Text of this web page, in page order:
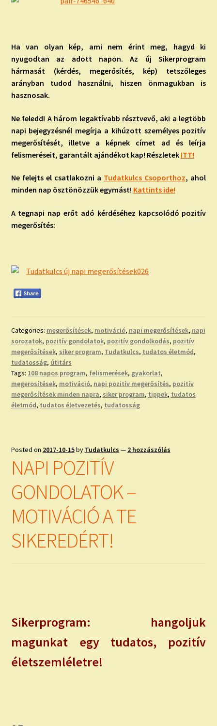
Ha van olyan kép, ami nem érint meg, hagyd ki
nyugodtan az adott napon. Az új Sikerprogram
hármasát (kérdés, megerősítés, kép) tetszőleges
arányban tudod használni, hiszen önmagukban is
hasznosak.
Ne feledd! A három legaktívabb résztvevő, aki a legtöbb
napi bejegyzésnél megírja a kihúzott személyes pozitív
megerősítését, illetve a képnek címet ad és leírja
felismeréseit, garantált ajándékot kap! Részletek ITT!
Ne felejts el csatlakozni a Tudatkulcs Csoporthoz, ahol
minden nap ösztönözzük egymást! Kattints ide!
A tegnapi nap erőt adó kérdéséhez kapcsolódó pozitív
megerősítés:
Categories: megerősítések, motiváció, napi megerősítések, napi
sorozatok, pozitív gondolatok, pozitív gondolkodás, pozitív
megerősítések, siker program, Tudatkulcs, tudatos életmód,
tudatosság, útitárs
Tags: 108 napos program, felismerések, gyakorlat,
megerosítések, motiváció, napi pozitív megerősítés, pozitív
megerősítések minden napra, siker program, tippek, tudatos
életmód, tudatos életvezetés, tudatosság
Posted on 2017-10-15by Tudatkulcs — 2 hozzászólás
NAPI POZITÍV
GONDOLATOK –
MOTIVÁCIÓ A TE
SIKEREDÉRT!
Sikerprogram: hangoljuk
magunkat egy tudatos, pozitív
életszemléletre!